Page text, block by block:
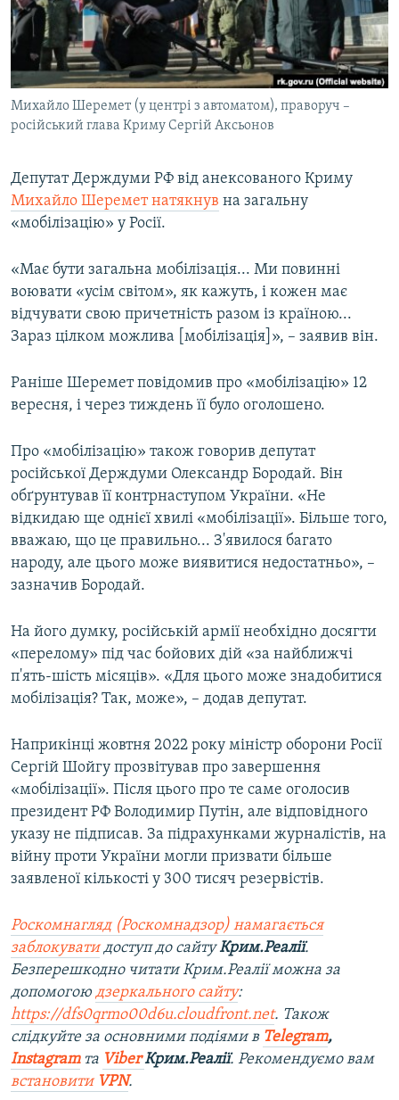
ВІДЕОУРОКИ «ELIFBE»
СВІДЧЕННЯ ОКУПАЦІЇ
УКРАЇНСЬКА ПРОБЛЕМА КРИМУ
ІНФОГРАФІКА
Русский
Qırımtatar
ДОЛУЧАЙСЯ!
Усі сайти RFE/RL
Михайло Шеремет (у центрі з автоматом), праворуч –
російський глава Криму Сергій Аксьонов
Депутат Держдуми РФ від анексованого Криму
Михайло Шеремет натякнув на загальну
«мобілізацію» у Росії.
«Має бути загальна мобілізація... Ми повинні
воювати «усім світом», як кажуть, і кожен має
відчувати свою причетність разом із країною...
Зараз цілком можлива [мобілізація]», – заявив він.
Раніше Шеремет повідомив про «мобілізацію» 12
вересня, і через тиждень її було оголошено.
Про «мобілізацію» також говорив депутат
російської Держдуми Олександр Бородай. Він
обґрунтував її контрнаступом України. «Не
відкидаю ще однієї хвилі «мобілізації». Більше того,
вважаю, що це правильно... З'явилося багато
народу, але цього може виявитися недостатньо», –
зазначив Бородай.
На його думку, російській армії необхідно досягти
«перелому» під час бойових дій «за найближчі
п'ять-шість місяців». «Для цього може знадобитися
мобілізація? Так, може», – додав депутат.
Наприкінці жовтня 2022 року міністр оборони Росії
Сергій Шойгу прозвітував про завершення
«мобілізації». Після цього про те саме оголосив
президент РФ Володимир Путін, але відповідного
указу не підписав. За підрахунками журналістів, на
війну проти України могли призвати більше
заявленої кількості у 300 тисяч резервістів.
Роскомнагляд (Роскомнадзор) намагається
заблокуватидоступ до сайтуКрим.Реалії.
Безперешкодно читати Крим.Реалії можна за
допомогою дзеркального сайту:
https://dfs0qrmo00d6u.cloudfront.net. Також
слідкуйте за основними подіями в Telegram,
Instagramта ViberКрим.Реалії. Рекомендуємо вам
встановити VPN.